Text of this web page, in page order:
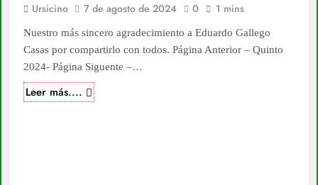
Ursicino 7 de agosto de 2024 0 1 mins
Nuestro más sincero agradecimiento a Eduardo Gallego
Casas por compartirlo con todos. Página Anterior – Quinto
2024- Página Siguente –…
Leer más....